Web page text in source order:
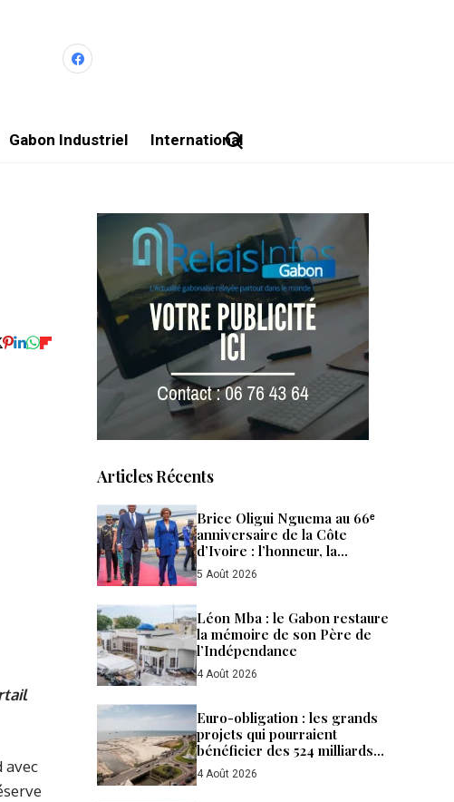
Gabon Industriel International
avec
Articles Récents
Brice Oligui Nguema au 66ᵉ
anniversaire de la Côte
d’Ivoire : l’honneur, la
diplomatie et les affaires
5 Août 2026
Léon Mba : le Gabon restaure
la mémoire de son Père de
l’Indépendance
4 Août 2026
Euro-obligation : les grands
projets qui pourraient
bénéficier des 524 milliards
de FCFA levés par le Gabon
4 Août 2026